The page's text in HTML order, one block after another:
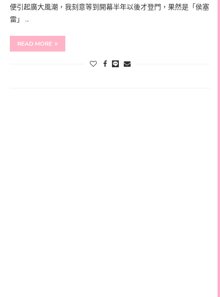
便引起廣大風潮，我刻意等到開幕半年以後才登門，果然是「侯塞
雷」 …
READ MORE